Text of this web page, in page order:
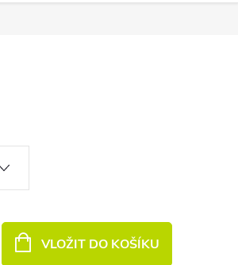
VLOŽIT DO KOŠÍKU